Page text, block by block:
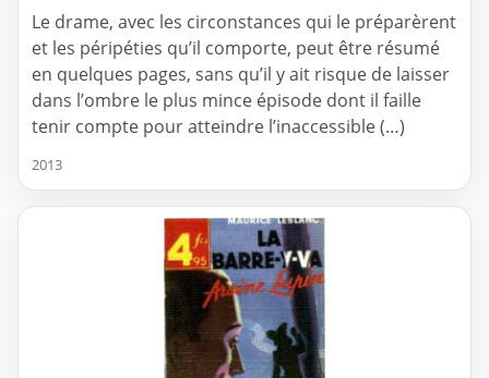
Le drame, avec les circonstances qui le préparèrent
et les péripéties qu’il comporte, peut être résumé
en quelques pages, sans qu’il y ait risque de laisser
dans l’ombre le plus mince épisode dont il faille
tenir compte pour atteindre l’inaccessible (…)
2013